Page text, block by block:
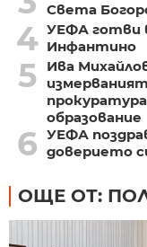
Света
4 УЕФА готви
Инфантино
5
Ива
образование
6 УЕФА
доверието
ОЩЕ ОТ: